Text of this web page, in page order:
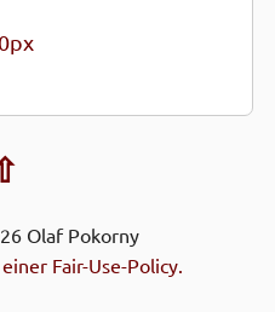
Olaf Pokorny
Fair-Use-Policy.